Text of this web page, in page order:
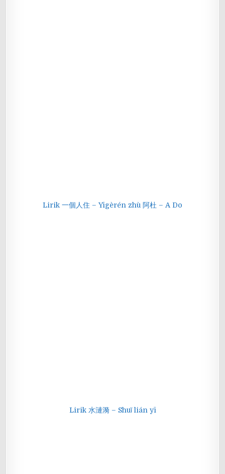
Lirik 一個人住 – Yīgèrén zhù 阿杜 – A Do
Lirik 水漣漪 – Shuǐ lián yī